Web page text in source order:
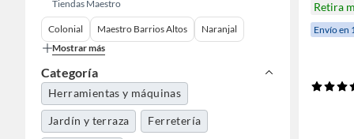
Tiendas Maestro
Colonial Maestro Barrios Altos
Naranjal
Mostrar más
Categoría
Herramientas y máquinas
Jardín y terraza Ferretería
Retira
Envío en